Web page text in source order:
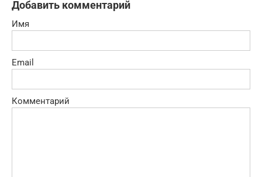
Добавить комментарий
Имя
Email
Комментарий